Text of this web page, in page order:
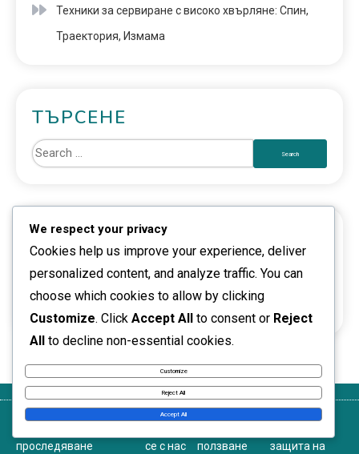
Техники за сервиране с високо хвърляне: Спин,
Траектория, Измама
ТЪРСЕНЕ
АРХИВ
February 2026
проследяване
се с нас
ползване
защита на
We respect your privacy
Cookies help us improve your experience, deliver
personalized content, and analyze traffic. You can
choose which cookies to allow by clicking
Customize. Click Accept All to consent or Reject
All to decline non-essential cookies.
Customize
Reject All
Accept All